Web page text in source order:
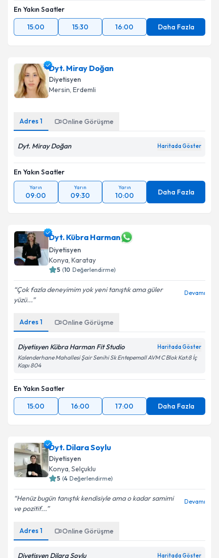
En Yakın Saatler
15:00
15:30 16:00 Daha Fazla
Dyt. Miray Doğan
Diyetisyen
Mersin, Erdemli
Adres 1 Online Görüşme
Dyt. Miray Doğan Haritada Göster
En Yakın Saatler
Yarın
09:00
Yarın
09:30
Yarın
10:00 Daha Fazla
Dyt. Kübra Harman
Diyetisyen
Konya, Karatay
5 (10 Değerlendirme)
Çok fazla deneyimim yok yeni tanıştık ama güler
yüzü...
Devamı
Adres 1 Online Görüşme
Diyetisyen Kübra Harman Fit Studio Haritada Göster
Kalenderhane Mahallesi Şair Senihi Sk Entepemall AVM C Blok Kat:8 İç
Kapı 804
En Yakın Saatler
15:00
16:00 17:00 Daha Fazla
Dyt. Dilara Soylu
Diyetisyen
Konya, Selçuklu
5 (4 Değerlendirme)
Henüz bugün tanıştık kendisiyle ama o kadar samimi
ve pozitif...
Devamı
Adres 1 Online Görüşme
Diyetisyen Dilara Soylu Haritada Göster